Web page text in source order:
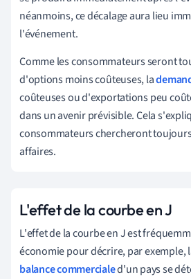
néanmoins, ce décalage aura lieu
l'événement.
Comme les consommateurs seront
d'options moins coûteuses, la
coûteuses ou d'exportations peu
dans un avenir prévisible. Cela
consommateurs chercheront
affaires.
L'effet de la courbe en J
L'effet de la courbe en J est
économie pour décrire, par exemple,
balance commercialed'un pays se